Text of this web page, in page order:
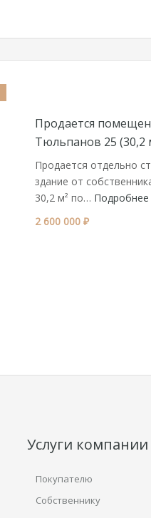
Продается
Тюльпанов 25 (30,2
Продается отдельно
здание от
30,2 м² по… Подробнее
2 600 000 ₽
Услуги компании
Покупателю
Собственнику